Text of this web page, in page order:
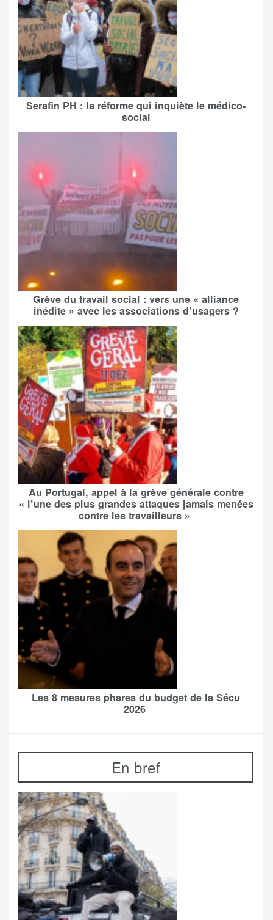
Serafin PH : la réforme qui inquiète le médico-
social
Grève du travail social : vers une « alliance
inédite » avec les associations d’usagers ?
Au Portugal, appel à la grève générale contre
« l’une des plus grandes attaques jamais menées
contre les travailleurs »
Les 8 mesures phares du budget de la Sécu
2026
En bref